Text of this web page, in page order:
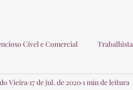
Cível e Comercial Trabalhista
Eleitoral Imobiliário
Vieira 17 de jul. de 2020 1 min de leitura